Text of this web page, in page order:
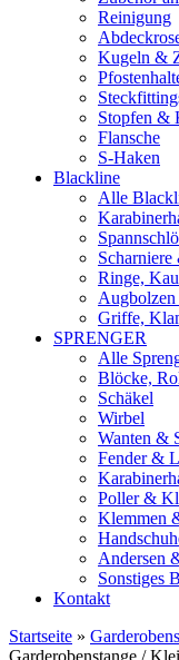
Reinigung
Kugeln &
Stopfen &
Flansche
S-Haken
Blackline
Alle
Ringe,
Griffe,
SPRENGER
Alle
Blöcke,
Schäkel
Wirbel
Wanten &
Fender &
Poller &
Klemmen
Andersen
Sonstiges
Kontakt
Startseite »
Garderobenstange /